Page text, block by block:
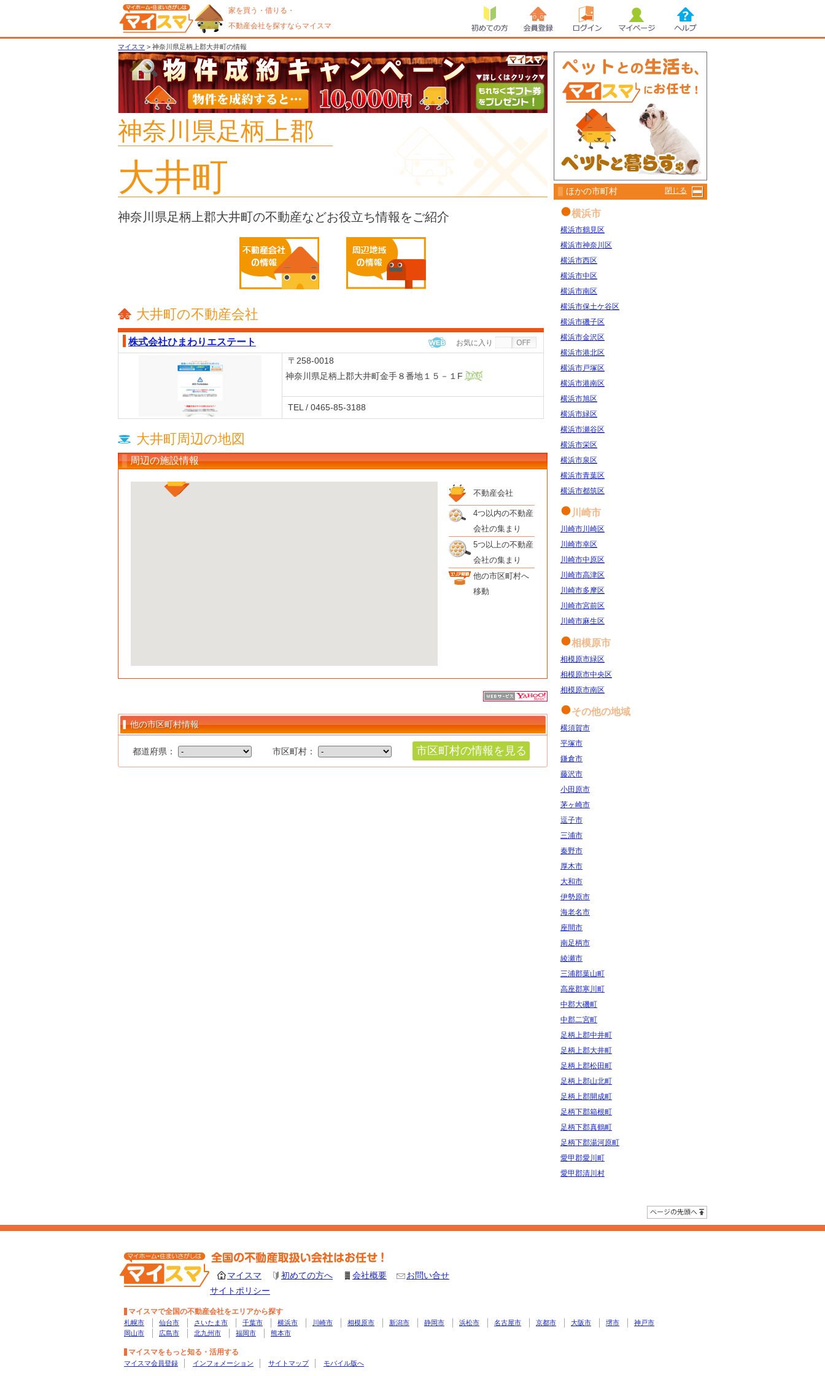
家を買う・借りる・
不動産会社を探すならマイスマ
ヘルプ
マイページ
ログイン
会員登録
初めての方
マイスマ > 神奈川県足柄上郡大井町の情報
神奈川県足柄上郡
大井町
神奈川県足柄上郡大井町の不動産などお役立ち情報をご紹介
大井町の不動産会社
お気に入り
株式会社ひまわりエステート
WEB
〒258-0018
神奈川県足柄上郡大井町金手８番地１５－１F
TEL / 0465-85-3188
大井町周辺の地図
周辺の施設情報
不動産会社
4つ以内の不動産
会社の集まり
5つ以上の不動産
会社の集まり
他の市区町村へ
移動
他の市区町村情報
都道府県： 市区町村： 市区町村の情報を見る
閉じる
ほかの市町村
横浜市
横浜市鶴見区
横浜市神奈川区
横浜市西区
横浜市中区
横浜市南区
横浜市保土ケ谷区
横浜市磯子区
横浜市金沢区
横浜市港北区
横浜市戸塚区
横浜市港南区
横浜市旭区
横浜市緑区
横浜市瀬谷区
横浜市栄区
横浜市泉区
横浜市青葉区
横浜市都筑区
川崎市
川崎市川崎区
川崎市幸区
川崎市中原区
川崎市高津区
川崎市多摩区
川崎市宮前区
川崎市麻生区
相模原市
相模原市緑区
相模原市中央区
相模原市南区
その他の地域
横須賀市
平塚市
鎌倉市
藤沢市
小田原市
茅ヶ崎市
逗子市
三浦市
秦野市
厚木市
大和市
伊勢原市
海老名市
座間市
南足柄市
綾瀬市
三浦郡葉山町
高座郡寒川町
中郡大磯町
中郡二宮町
足柄上郡中井町
足柄上郡大井町
足柄上郡松田町
足柄上郡山北町
足柄上郡開成町
足柄下郡箱根町
足柄下郡真鶴町
足柄下郡湯河原町
愛甲郡愛川町
愛甲郡清川村
ページの先頭へ
マイスマ 初めての方へ 会社概要
お問い合せ
サイトポリシー
マイスマで全国の不動産会社をエリアから探す
札幌市 仙台市 さいたま市 千葉市 横浜市 川崎市 相模原市 新潟市 静岡市 浜松市 名古屋市 京都市 大阪市 堺市
神戸市
岡山市
広島市 北九州市 福岡市 熊本市
マイスマをもっと知る・活用する
マイスマ会員登録 インフォメーション サイトマップ モバイル版へ